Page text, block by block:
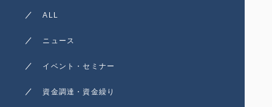
ALL
ニュース
イベント・セミナー
資金調達・資金繰り